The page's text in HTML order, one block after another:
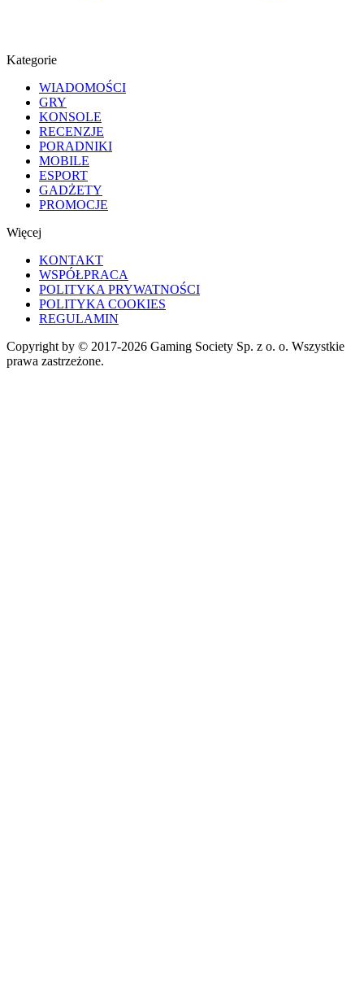
Kategorie
WIADOMOŚCI
GRY
KONSOLE
RECENZJE
PORADNIKI
MOBILE
ESPORT
GADŻETY
PROMOCJE
Więcej
KONTAKT
WSPÓŁPRACA
POLITYKA PRYWATNOŚCI
POLITYKA COOKIES
REGULAMIN
Copyright by © 2017-2026 Gaming Society Sp. z o. o. Wszystkie
prawa zastrzeżone.